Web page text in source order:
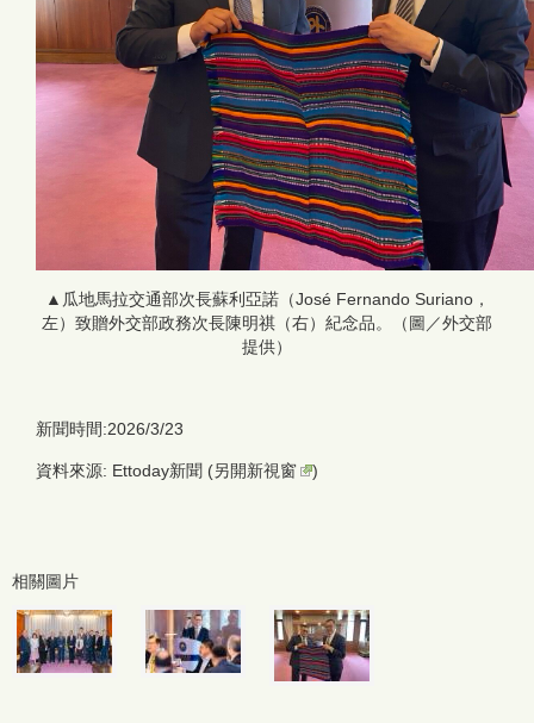
▲瓜地馬拉交通部次長蘇利亞諾（José Fernando Suriano，
左）致贈外交部政務次長陳明祺（右）紀念品。（圖／外交部
提供）
新聞時間:2026/3/23
資料來源: Ettoday新聞 (另開新視窗 )
相關圖片